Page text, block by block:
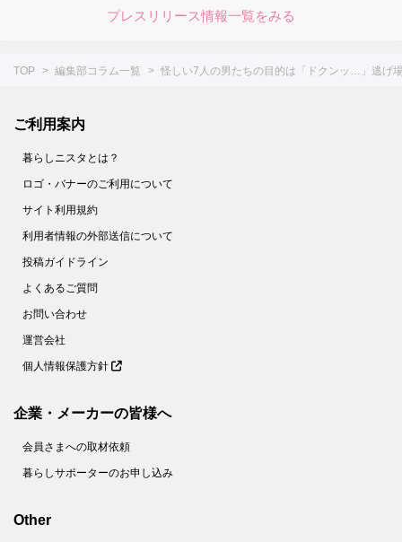
プレスリリース情報一覧をみる
TOP 編集部コラム一覧 怪しい7人の男たちの目的は「ドクンッ…」逃げ
ご利用案内
暮らしニスタとは？
ロゴ・バナーのご利用について
サイト利用規約
利用者情報の外部送信について
投稿ガイドライン
よくあるご質問
お問い合わせ
運営会社
個人情報保護方針
企業・メーカーの皆様へ
会員さまへの取材依頼
暮らしサポーターのお申し込み
Other